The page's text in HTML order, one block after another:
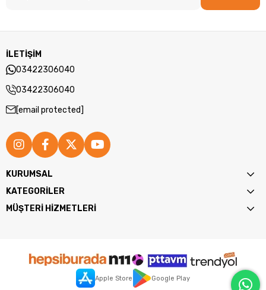
İLETİŞİM
03422306040
03422306040
[email protected]
KURUMSAL
KATEGORİLER
MÜŞTERİ HİZMETLERİ
Apple Store Google Play